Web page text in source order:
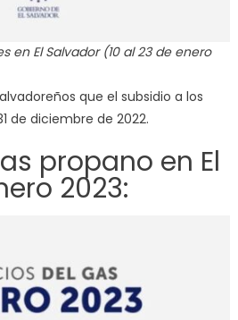
en El Salvador (10 al 23 de enero
que el subsidio a los
de diciembre de 2022.
propano en El
2023: